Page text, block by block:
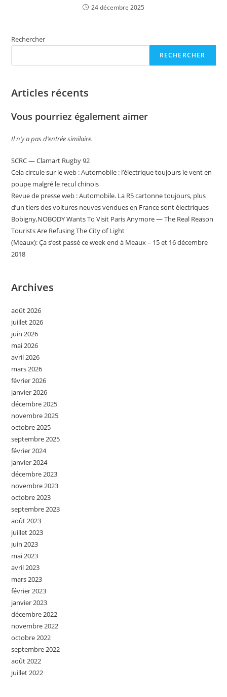
24 décembre 2025
Rechercher
RECHERCHER
Articles récents
Vous pourriez également aimer
Il n’y a pas d’entrée similaire.
SCRC — Clamart Rugby 92
Cela circule sur le web : Automobile : l’électrique toujours le vent en
poupe malgré le recul chinois
Revue de presse web : Automobile. La R5 cartonne toujours, plus
d’un tiers des voitures neuves vendues en France sont électriques
Bobigny,NOBODY Wants To Visit Paris Anymore — The Real Reason
Tourists Are Refusing The City of Light
(Meaux): Ça s’est passé ce week end à Meaux – 15 et 16 décembre
2018
Archives
août 2026
juillet 2026
juin 2026
mai 2026
avril 2026
mars 2026
février 2026
janvier 2026
décembre 2025
novembre 2025
octobre 2025
septembre 2025
février 2024
janvier 2024
décembre 2023
novembre 2023
octobre 2023
septembre 2023
août 2023
juillet 2023
juin 2023
mai 2023
avril 2023
mars 2023
février 2023
janvier 2023
décembre 2022
novembre 2022
octobre 2022
septembre 2022
août 2022
juillet 2022